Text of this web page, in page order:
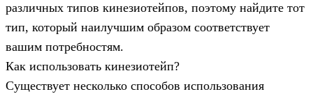
различных типов кинезиотейпов, поэтому найдите тот
тип, который наилучшим образом соответствует
вашим потребностям.
Как использовать кинезиотейп?
Существует несколько способов использования